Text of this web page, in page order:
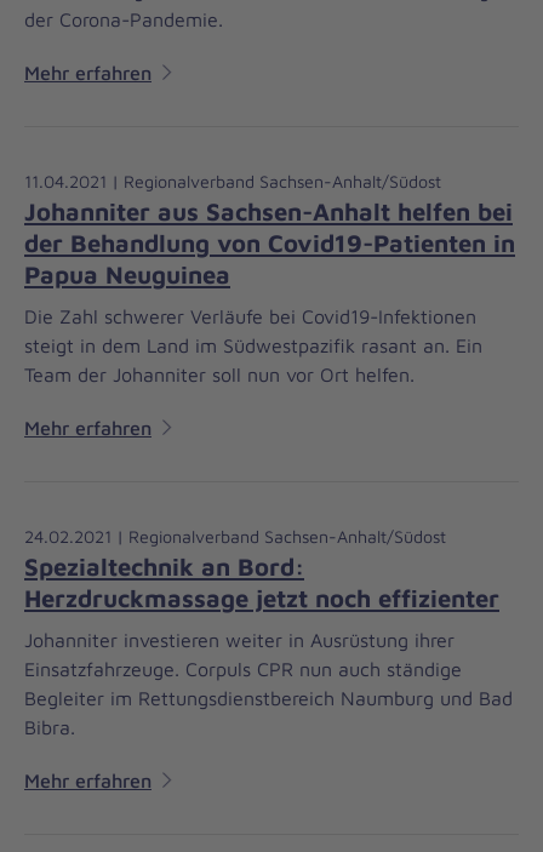
der Corona-Pandemie.
Mehr erfahren
11.04.2021 | Regionalverband Sachsen-Anhalt/Südost
Johanniter aus Sachsen-Anhalt helfen bei
der Behandlung von Covid19-Patienten in
Papua Neuguinea
Die Zahl schwerer Verläufe bei Covid19-Infektionen
steigt in dem Land im Südwestpazifik rasant an. Ein
Team der Johanniter soll nun vor Ort helfen.
Mehr erfahren
24.02.2021 | Regionalverband Sachsen-Anhalt/Südost
Spezialtechnik an Bord:
Herzdruckmassage jetzt noch effizienter
Johanniter investieren weiter in Ausrüstung ihrer
Einsatzfahrzeuge. Corpuls CPR nun auch ständige
Begleiter im Rettungsdienstbereich Naumburg und Bad
Bibra.
Mehr erfahren